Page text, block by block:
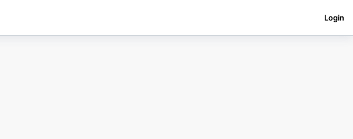
Login